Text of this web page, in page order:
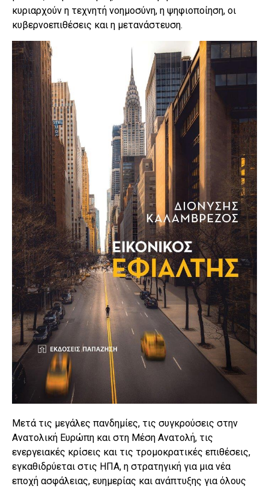
κυριαρχούν η τεχνητή νοημοσύνη, η ψηφιοποίηση, οι
κυβερνοεπιθέσεις και η μετανάστευση.
Μετά τις μεγάλες πανδημίες, τις συγκρούσεις στην
Ανατολική Ευρώπη και στη Μέση Ανατολή, τις
ενεργειακές κρίσεις και τις τρομοκρατικές επιθέσεις,
εγκαθιδρύεται στις ΗΠΑ, η στρατηγική για μια νέα
εποχή ασφάλειας, ευημερίας και ανάπτυξης για όλους